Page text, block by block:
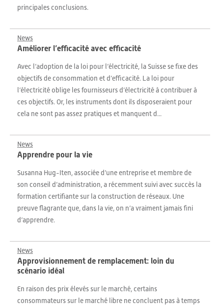
principales conclusions.
News
Améliorer l’efficacité avec efficacité
Avec l’adoption de la loi pour l’électricité, la Suisse se fixe des
objectifs de consommation et d’efficacité. La loi pour
l’électricité oblige les fournisseurs d’électricité à contribuer à
ces objectifs. Or, les instruments dont ils disposeraient pour
cela ne sont pas assez pratiques et manquent d...
News
Apprendre pour la vie
Susanna Hug-Iten, associée d’une entreprise et membre de
son conseil d’administration, a récemment suivi avec succès la
formation certifiante sur la construction de réseaux. Une
preuve flagrante que, dans la vie, on n’a vraiment jamais fini
d’apprendre.
News
Approvisionnement de remplacement: loin du
scénario idéal
En raison des prix élevés sur le marché, certains
consommateurs sur le marché libre ne concluent pas à temps